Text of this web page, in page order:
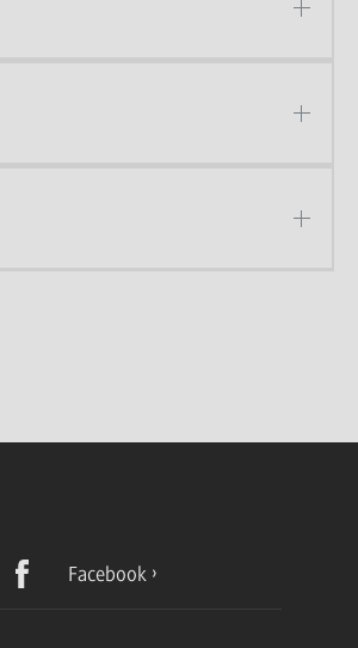
Facebook